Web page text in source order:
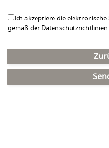
Ich akzeptiere die
gemäß derDatenschutzrichtlinien.